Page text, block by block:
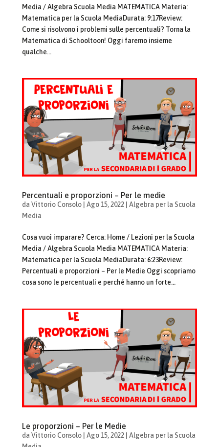
Media / Algebra Scuola Media MATEMATICA Materia:
Matematica per la Scuola MediaDurata: 9:17Review:
Come si risolvono i problemi sulle percentuali? Torna la
Matematica di Schooltoon! Oggi faremo insieme
qualche...
Percentuali e proporzioni – Per le medie
da Vittorio Consolo| Ago 15, 2022| Algebra per la Scuola
Media
Cosa vuoi imparare? Cerca: Home / Lezioni per la Scuola
Media / Algebra Scuola Media MATEMATICA Materia:
Matematica per la Scuola MediaDurata: 6:23Review:
Percentuali e proporzioni – Per le Medie Oggi scopriamo
cosa sono le percentuali e perché hanno un forte...
Le proporzioni – Per le Medie
da Vittorio Consolo| Ago 15, 2022| Algebra per la Scuola